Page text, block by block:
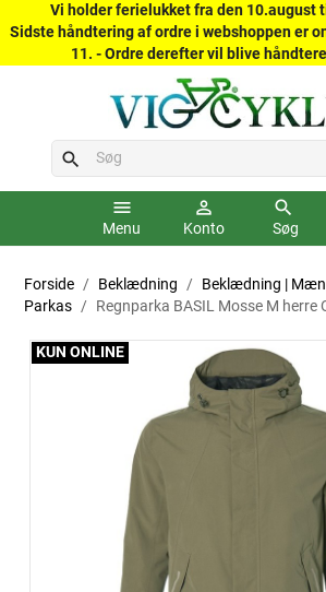
Vi holder ferielukket fra den 10.august
Sidste håndtering af ordre i webshoppen er
11. - Ordre derefter vil blive
search
menu
Menu
person_outline
Konto
search
Søg
Forside Beklædning Beklædning |
Parkas
Regnparka BASIL Mosse M herre
KUN ONLINE